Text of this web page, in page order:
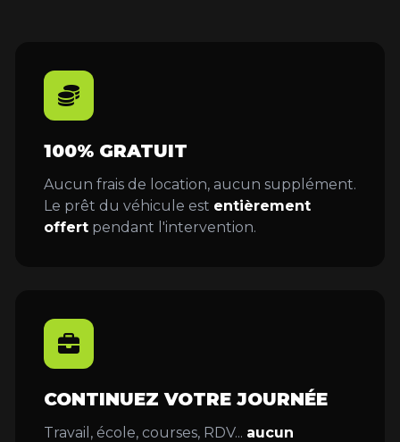
100% GRATUIT
Aucun frais de location, aucun supplément.
Le prêt du véhicule est entièrement
offert pendant l'intervention.
CONTINUEZ VOTRE JOURNÉE
Travail, école, courses, RDV... aucun